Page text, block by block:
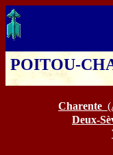
POITOU-
Cliquer
Charente
Deux-